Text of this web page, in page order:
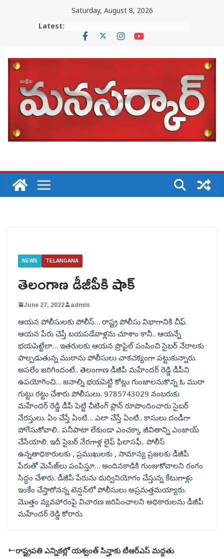
Saturday, August 8, 2026
Latest:
NEWS TELANGANA
తెలంగాణ డీజీపీకి షాక్
June 27, 2022 admin
ఆయన పోలీసులకు పోలీస్… రాష్ట్ర పోలీసు విభాగానికి చీఫ్.
ఆయన పేరు చెప్తే బయపడేవాళ్లను చూశాం కానీ.. ఆయన్నే
భయపెట్టేలా… ఇతరులకు ఆయన ప్రొఫైల్ పంపించి సైబర్ నేరాలకు
పాల్పడుతున్న ముఠాను పోలీసులు చాకచక్యంగా పట్టుకున్నారు.
అసలేం జరిగిందంటే.. తెలంగాణ డీజీపీ మహేందర్ రెడ్డి డీపీని
ఉపయోగించి… జనాల్ని భయపెట్టి కోట్లు గుంజాలనుకొన్న ఓ ముఠా
గుట్టు రట్టు చేశారు పోలీసులు. 9785743029 నంబరుకు
మహేందర్ రెడ్డి డీపీ పెట్టి చీటింగ్ ప్లాన్ రూపొందించారు సైబర్
నేరస్తులు. ఏం చేస్తే ఏంటి… ఎలా చేస్తే ఏంటి.. కాసులు దండీగా
పోగేసుకోవాలి.. పనీపాటా లేకుండా ఎంచక్కా జీవితాన్ని ఎంజాయ్
చేసేయాలి. ఇదీ సైబర్ నేరగాళ్ల లైఫ్ ఫిలాసఫీ.. పోలీస్
ఉన్నతాధికారులకు , ప్రముఖులకు , సామాన్య ప్రజలకు డీజీపీ
పేరుతో మెసేజ్‌లు పంపిస్తూ… అందినకాడికి గుంజుకోవాలని రంగం
సిద్ధం చేశారు. డీజీపీ పేరును దుర్వినియోగం చేస్తున్న కేటుగాళ్లు
ఇంకేం చేస్తారోనన్న టెన్షన్‌లో పోలీసులు అప్రమత్తమయ్యారు.
మొత్తం వ్యవహారంపై విచారణ జరిపించాలని అధికారులను డీజీపీ
మహేందర్ రెడ్డి కోరారు.
రాష్ట్రపతి ఎన్నికల్లో యశ్వంత్ సిన్హాకు టీఆర్ఎస్ మద్దతు